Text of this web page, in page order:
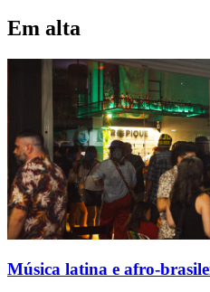
Em alta
Música latina e afro-